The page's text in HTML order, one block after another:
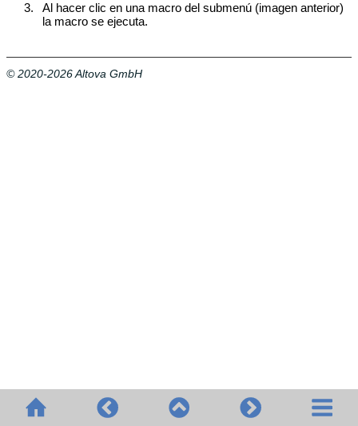
3.
Al hacer clic en una macro del submenú (imagen anterior)
la macro se ejecuta.
© 2020-2026 Altova GmbH